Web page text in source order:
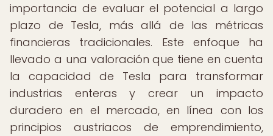
importancia de evaluar el potencial a largo
plazo de Tesla, más allá de las métricas
financieras tradicionales. Este enfoque ha
llevado a una valoración que tiene en cuenta
la capacidad de Tesla para transformar
industrias enteras y crear un impacto
duradero en el mercado, en línea con los
principios austriacos de emprendimiento,